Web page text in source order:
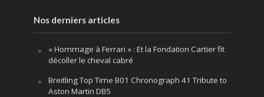
Nos derniers articles
« Hommage à Ferrari » : Et la Fondation Cartier fit
décoller le cheval cabré
Breitling Top Time B01 Chronograph 41 Tribute to
Aston Martin DB5